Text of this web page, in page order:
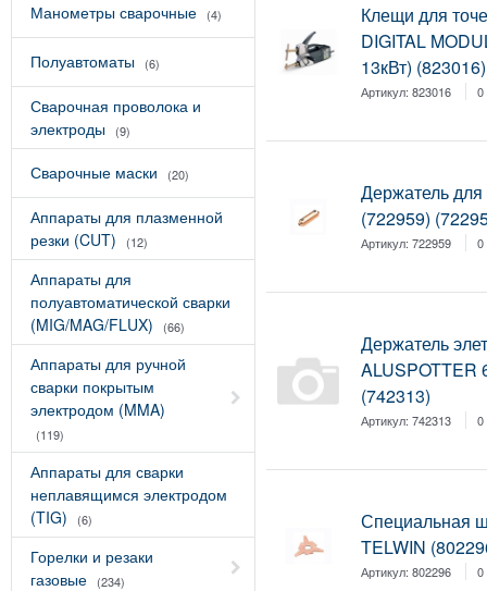
Манометры сварочные (4)
Полуавтоматы (6)
Сварочная проволока и
электроды
(9)
Сварочные маски (20)
Аппараты для плазменной
резки (CUT)
(12)
Аппараты для
полуавтоматической сварки
(MIG/MAG/FLUX)
(66)
Аппараты для ручной
сварки покрытым
электродом (MMA)
(119)
Аппараты для сварки
неплавящимся электродом
(TIG)
(6)
Горелки и резаки
газовые
(234)
Клещи для
DIGITAL
13кВт) (823016)
Артикул:823016 0
Держатель
(722959)
Артикул:722959 0
Держатель
ALUSPOTTER
(742313)
Артикул:742313 0
Специальная
TELWIN
Артикул:802296 0